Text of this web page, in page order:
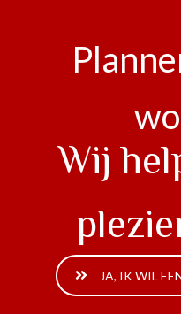
Wij
JA, IK WIL